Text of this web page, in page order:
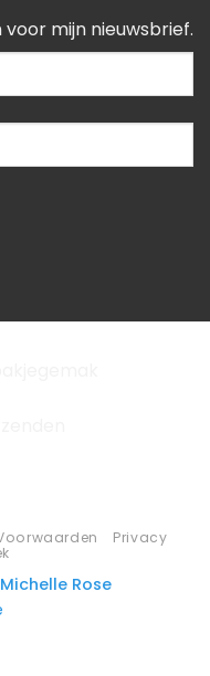
mijn nieuwsbrief.
Privacy
Michelle Rose